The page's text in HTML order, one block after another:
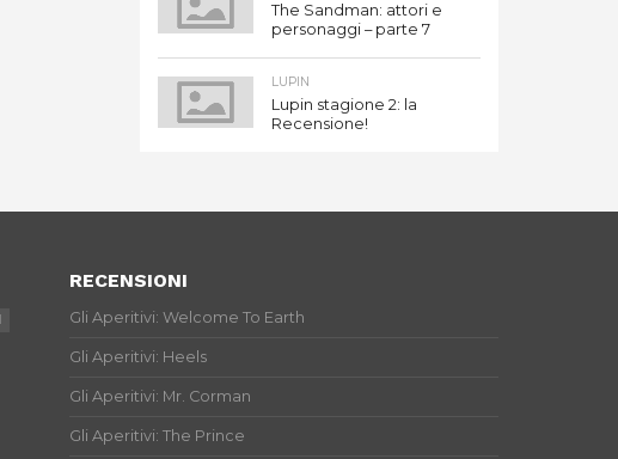
The Sandman: attori e
personaggi – parte 7
LUPIN
Lupin stagione 2: la
Recensione!
RECENSIONI
Gli Aperitivi: Welcome To Earth
Gli Aperitivi: Heels
Gli Aperitivi: Mr. Corman
Gli Aperitivi: The Prince